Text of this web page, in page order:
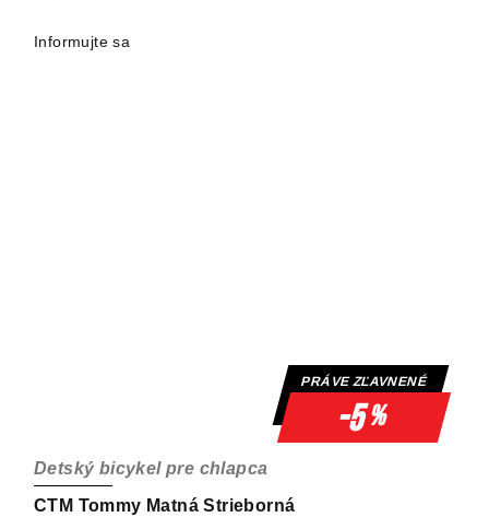
Informujte sa
PRÁVE ZĽAVNENÉ
-5%
CTM Tommy Matná Strieborná
Detský bicykel pre chlapca